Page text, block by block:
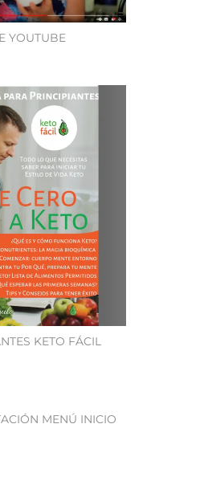
YOUTUBE
KETO FÁCIL
MENÚ INICIO